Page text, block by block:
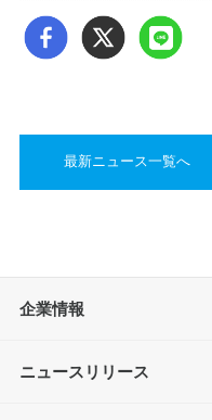
最新ニュース一覧へ
企業情報
ニュースリリース